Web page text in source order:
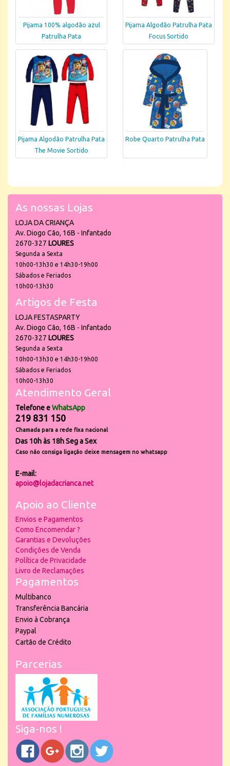
Pijama 100% algodão azul
Patrulha Pata
Pijama Algodão Patrulha Pata
Focus Sortido
Pijama Algodão Patrulha Pata
The Movie Sortido
Robe Quarto Patrulha Pata
As nossas Lojas
LOJA DA CRIANÇA
Av. Diogo Cão, 16B - Infantado
2670-327 LOURES
Segunda a Sexta
10h00-13h30 e 14h30-19h00
Sábados e Feriados
10h00-13h30
Artigos de Festa
LOJA FESTASPARTY
Av. Diogo Cão, 16B - Infantado
2670-327 LOURES
Segunda a Sexta
10h00-13h30 e 14h30-19h00
Sábados e Feriados
10h00-13h30
Atendimento Geral
Telefone eWhatsApp
219 831 150
Chamada para a rede fixa nacional
Das 10h às 18h Seg a Sex
Caso não consiga ligação deixe mensagem no whatsapp
E-mail:
apoio@lojadacrianca.net
Apoio ao Cliente
Envios e Pagamentos
Como Encomendar ?
Garantias e Devoluções
Condições de Venda
Política de Privacidade
Livro de Reclamações
Pagamentos
Multibanco
Transferência Bancária
Envio à Cobrança
Paypal
Cartão de Crédito
Parcerias
Siga-nos !